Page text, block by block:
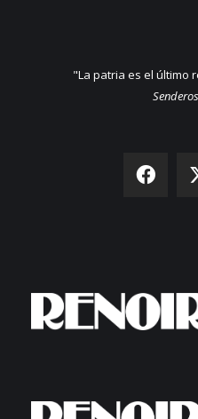
"La patria es el último